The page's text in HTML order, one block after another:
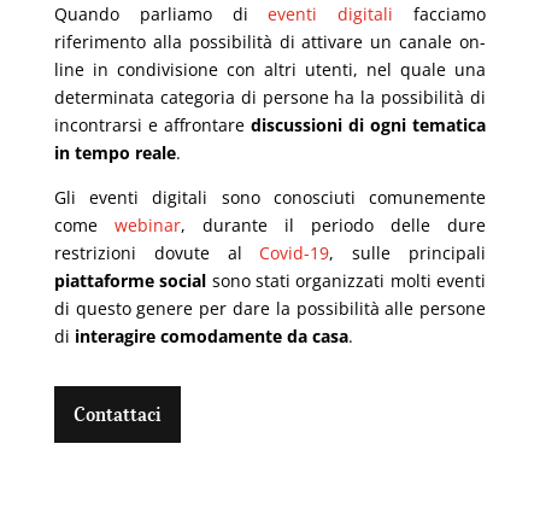
Quando parliamo dieventi digitali facciamo
riferimento alla possibilità di attivare un canale on-
line in condivisione con altri utenti, nel quale una
determinata categoria di persone ha la possibilità di
incontrarsi e affrontare discussioni di ognitematica
in tempo reale.
Gli eventi digitali sono conosciuti comunemente
come webinar, durante il periodo delle dure
restrizioni dovute alCovid-19, sulle principali
piattaforme social sono stati organizzati molti eventi
di questo genere per dare la possibilità alle persone
di interagire comodamente da casa.
Contattaci